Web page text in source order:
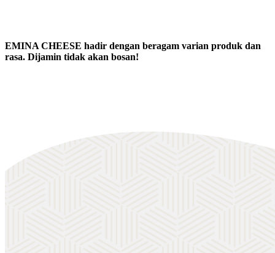
EMINA CHEESE hadir dengan beragam varian produk dan
rasa. Dijamin tidak akan bosan!